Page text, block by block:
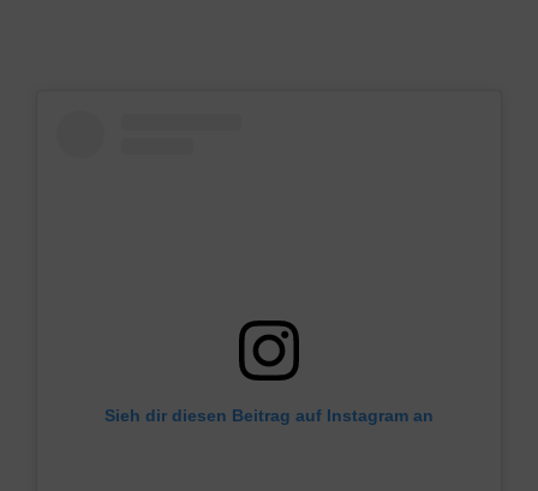
Sieh dir diesen Beitrag auf Instagram an